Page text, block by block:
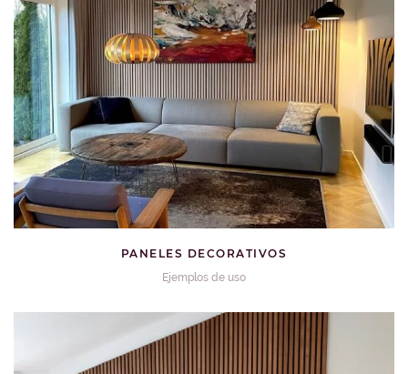
PANELES DECORATIVOS
Ejemplos de uso